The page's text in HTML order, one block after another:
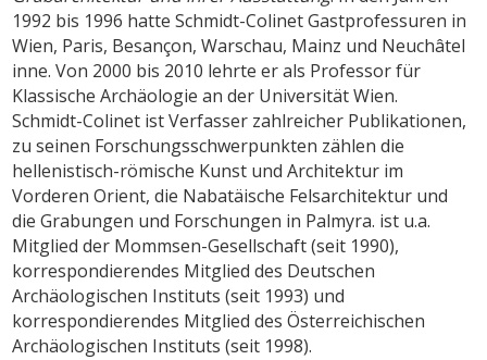
1992 bis 1996 hatte Schmidt-Colinet Gastprofessuren in
Wien, Paris, Besançon, Warschau, Mainz und Neuchâtel
inne. Von 2000 bis 2010 lehrte er als Professor für
Klassische Archäologie an der Universität Wien.
Schmidt-Colinet ist Verfasser zahlreicher Publikationen,
zu seinen Forschungsschwerpunkten zählen die
hellenistisch-römische Kunst und Architektur im
Vorderen Orient, die Nabatäische Felsarchitektur und
die Grabungen und Forschungen in Palmyra. ist u.a.
Mitglied der Mommsen-Gesellschaft (seit 1990),
korrespondierendes Mitglied des Deutschen
Archäologischen Instituts (seit 1993) und
korrespondierendes Mitglied des Österreichischen
Archäologischen Instituts (seit 1998).